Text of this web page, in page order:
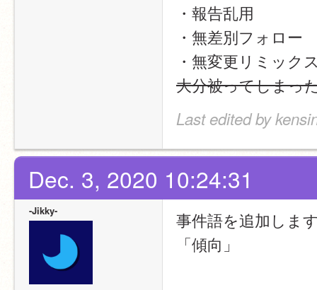
・報告乱用
・無差別フォロー
・無変更リミック
大分被ってしまっ
Last edited by
Dec. 3, 2020 10:24:31
-Jikky-
事件語を追加しま
「傾向」